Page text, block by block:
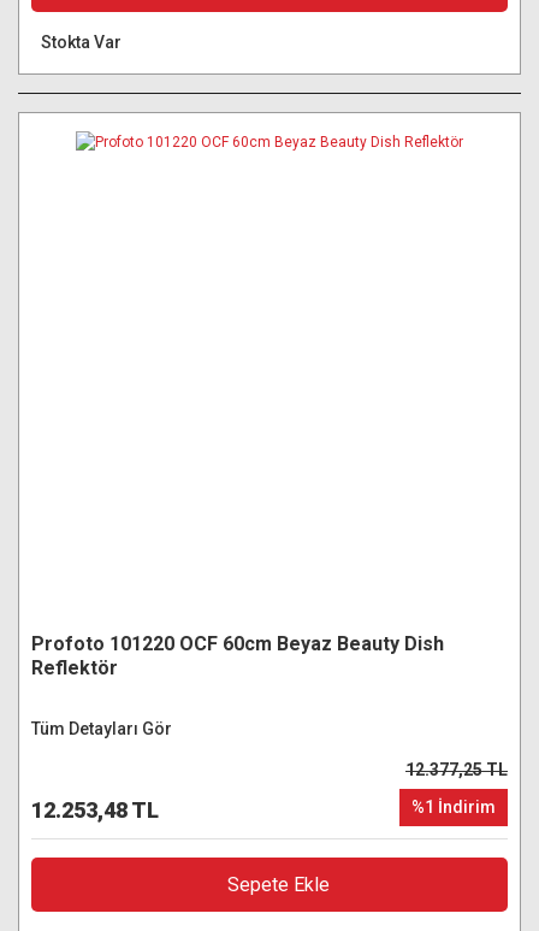
Stokta Var
Profoto 101220 OCF 60cm Beyaz Beauty Dish
Reflektör
Tüm Detayları Gör
12.253,48 TL
12.377,25 TL
%1 İndirim
Sepete Ekle